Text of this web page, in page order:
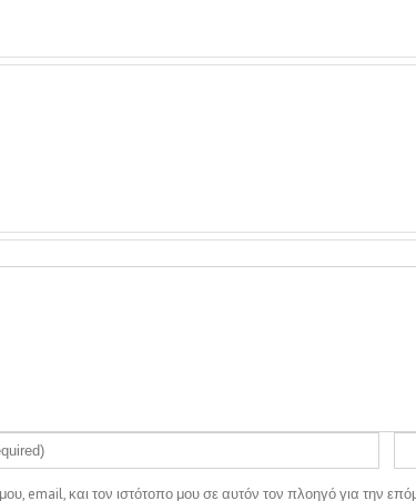
email, και τον ιστότοπο μου σε αυτόν τον πλοηγό για την